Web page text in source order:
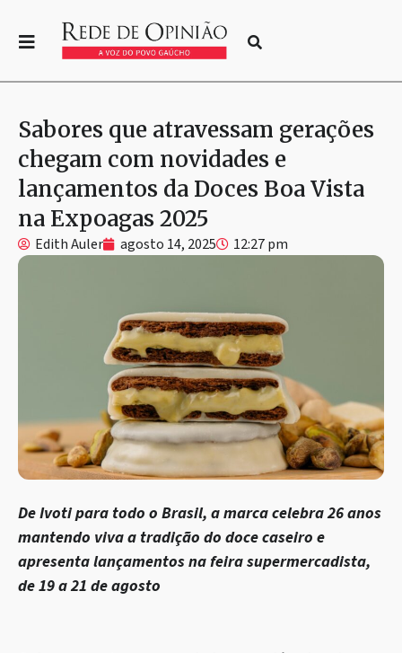
Sabores que atravessam gerações
chegam com novidades e
lançamentos da Doces Boa Vista
na Expoagas 2025
Edith Auler agosto 14, 2025 12:27 pm
De Ivoti para todo o Brasil, a marca celebra 26 anos
mantendo viva a tradição do doce caseiro e
apresenta lançamentos na feira supermercadista,
de 19 a 21 de agosto